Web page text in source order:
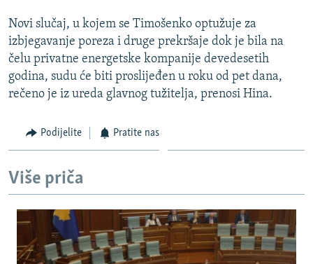
SVE KARTE DEJTONA
NASTANAK I RASPAD JUGOSLAVIJE
Novi slučaj, u kojem se Timošenko optužuje za
izbjegavanje poreza i druge prekršaje dok je bila na
čelu privatne energetske kompanije devedesetih
godina, sudu će biti proslijeđen u roku od pet dana,
rečeno je iz ureda glavnog tužitelja, prenosi Hina.
Podijelite Pratite nas
Više priča